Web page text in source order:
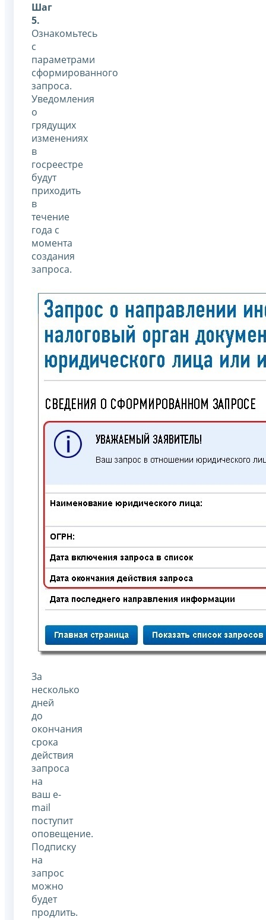
Шаг
5.
Ознакомьтесь
с
параметрами
сформированного
запроса.
Уведомления
о
грядущих
изменениях
в
госреестре
будут
приходить
в
течение
года с
момента
создания
запроса.
За
несколько
дней
до
окончания
срока
действия
запроса
на
ваш e-
mail
поступит
оповещение.
Подписку
на
запрос
можно
будет
продлить.